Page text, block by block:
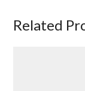
Related